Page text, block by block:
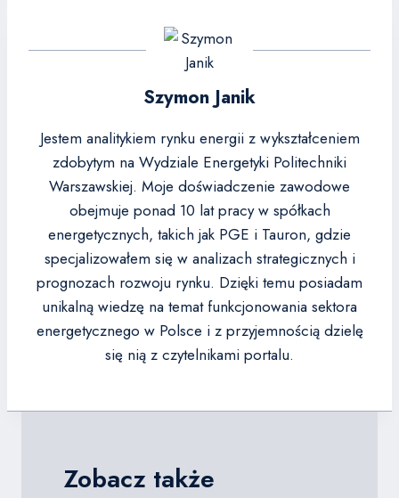
Szymon Janik
Jestem analitykiem rynku energii z wykształceniem
zdobytym na Wydziale Energetyki Politechniki
Warszawskiej. Moje doświadczenie zawodowe
obejmuje ponad 10 lat pracy w spółkach
energetycznych, takich jak PGE i Tauron, gdzie
specjalizowałem się w analizach strategicznych i
prognozach rozwoju rynku. Dzięki temu posiadam
unikalną wiedzę na temat funkcjonowania sektora
energetycznego w Polsce i z przyjemnością dzielę
się nią z czytelnikami portalu.
Zobacz także